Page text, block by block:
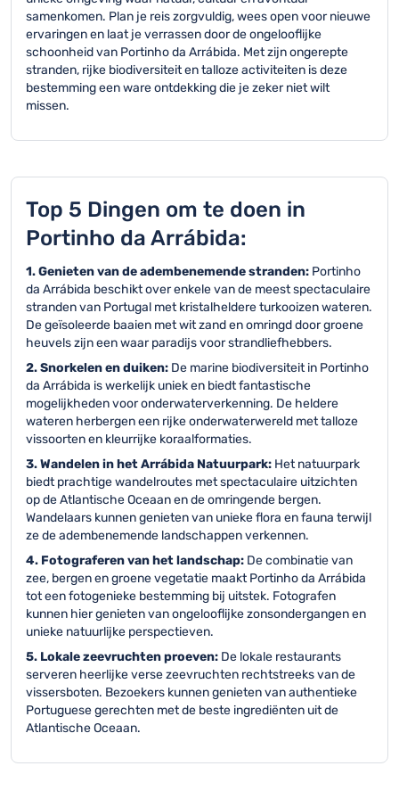
samenkomen. Plan je reis zorgvuldig, wees open voor nieuwe
ervaringen en laat je verrassen door de ongelooflijke
schoonheid van Portinho da Arrábida. Met zijn ongerepte
stranden, rijke biodiversiteit en talloze activiteiten is deze
bestemming een ware ontdekking die je zeker niet wilt
missen.
Top 5 Dingen om te doen in
Portinho da Arrábida:
1. Genieten van de adembenemende stranden: Portinho
da Arrábida beschikt over enkele van de meest spectaculaire
stranden van Portugal met kristalheldere turkooizen wateren.
De geïsoleerde baaien met wit zand en omringd door groene
heuvels zijn een waar paradijs voor strandliefhebbers.
2. Snorkelen en duiken: De marine biodiversiteit in Portinho
da Arrábida is werkelijk uniek en biedt fantastische
mogelijkheden voor onderwaterverkenning. De heldere
wateren herbergen een rijke onderwaterwereld met talloze
vissoorten en kleurrijke koraalformaties.
3. Wandelen in het Arrábida Natuurpark: Het natuurpark
biedt prachtige wandelroutes met spectaculaire uitzichten
op de Atlantische Oceaan en de omringende bergen.
Wandelaars kunnen genieten van unieke flora en fauna terwijl
ze de adembenemende landschappen verkennen.
4. Fotograferen van het landschap: De combinatie van
zee, bergen en groene vegetatie maakt Portinho da Arrábida
tot een fotogenieke bestemming bij uitstek. Fotografen
kunnen hier genieten van ongelooflijke zonsondergangen en
unieke natuurlijke perspectieven.
5. Lokale zeevruchten proeven: De lokale restaurants
serveren heerlijke verse zeevruchten rechtstreeks van de
vissersboten. Bezoekers kunnen genieten van authentieke
Portuguese gerechten met de beste ingrediënten uit de
Atlantische Oceaan.